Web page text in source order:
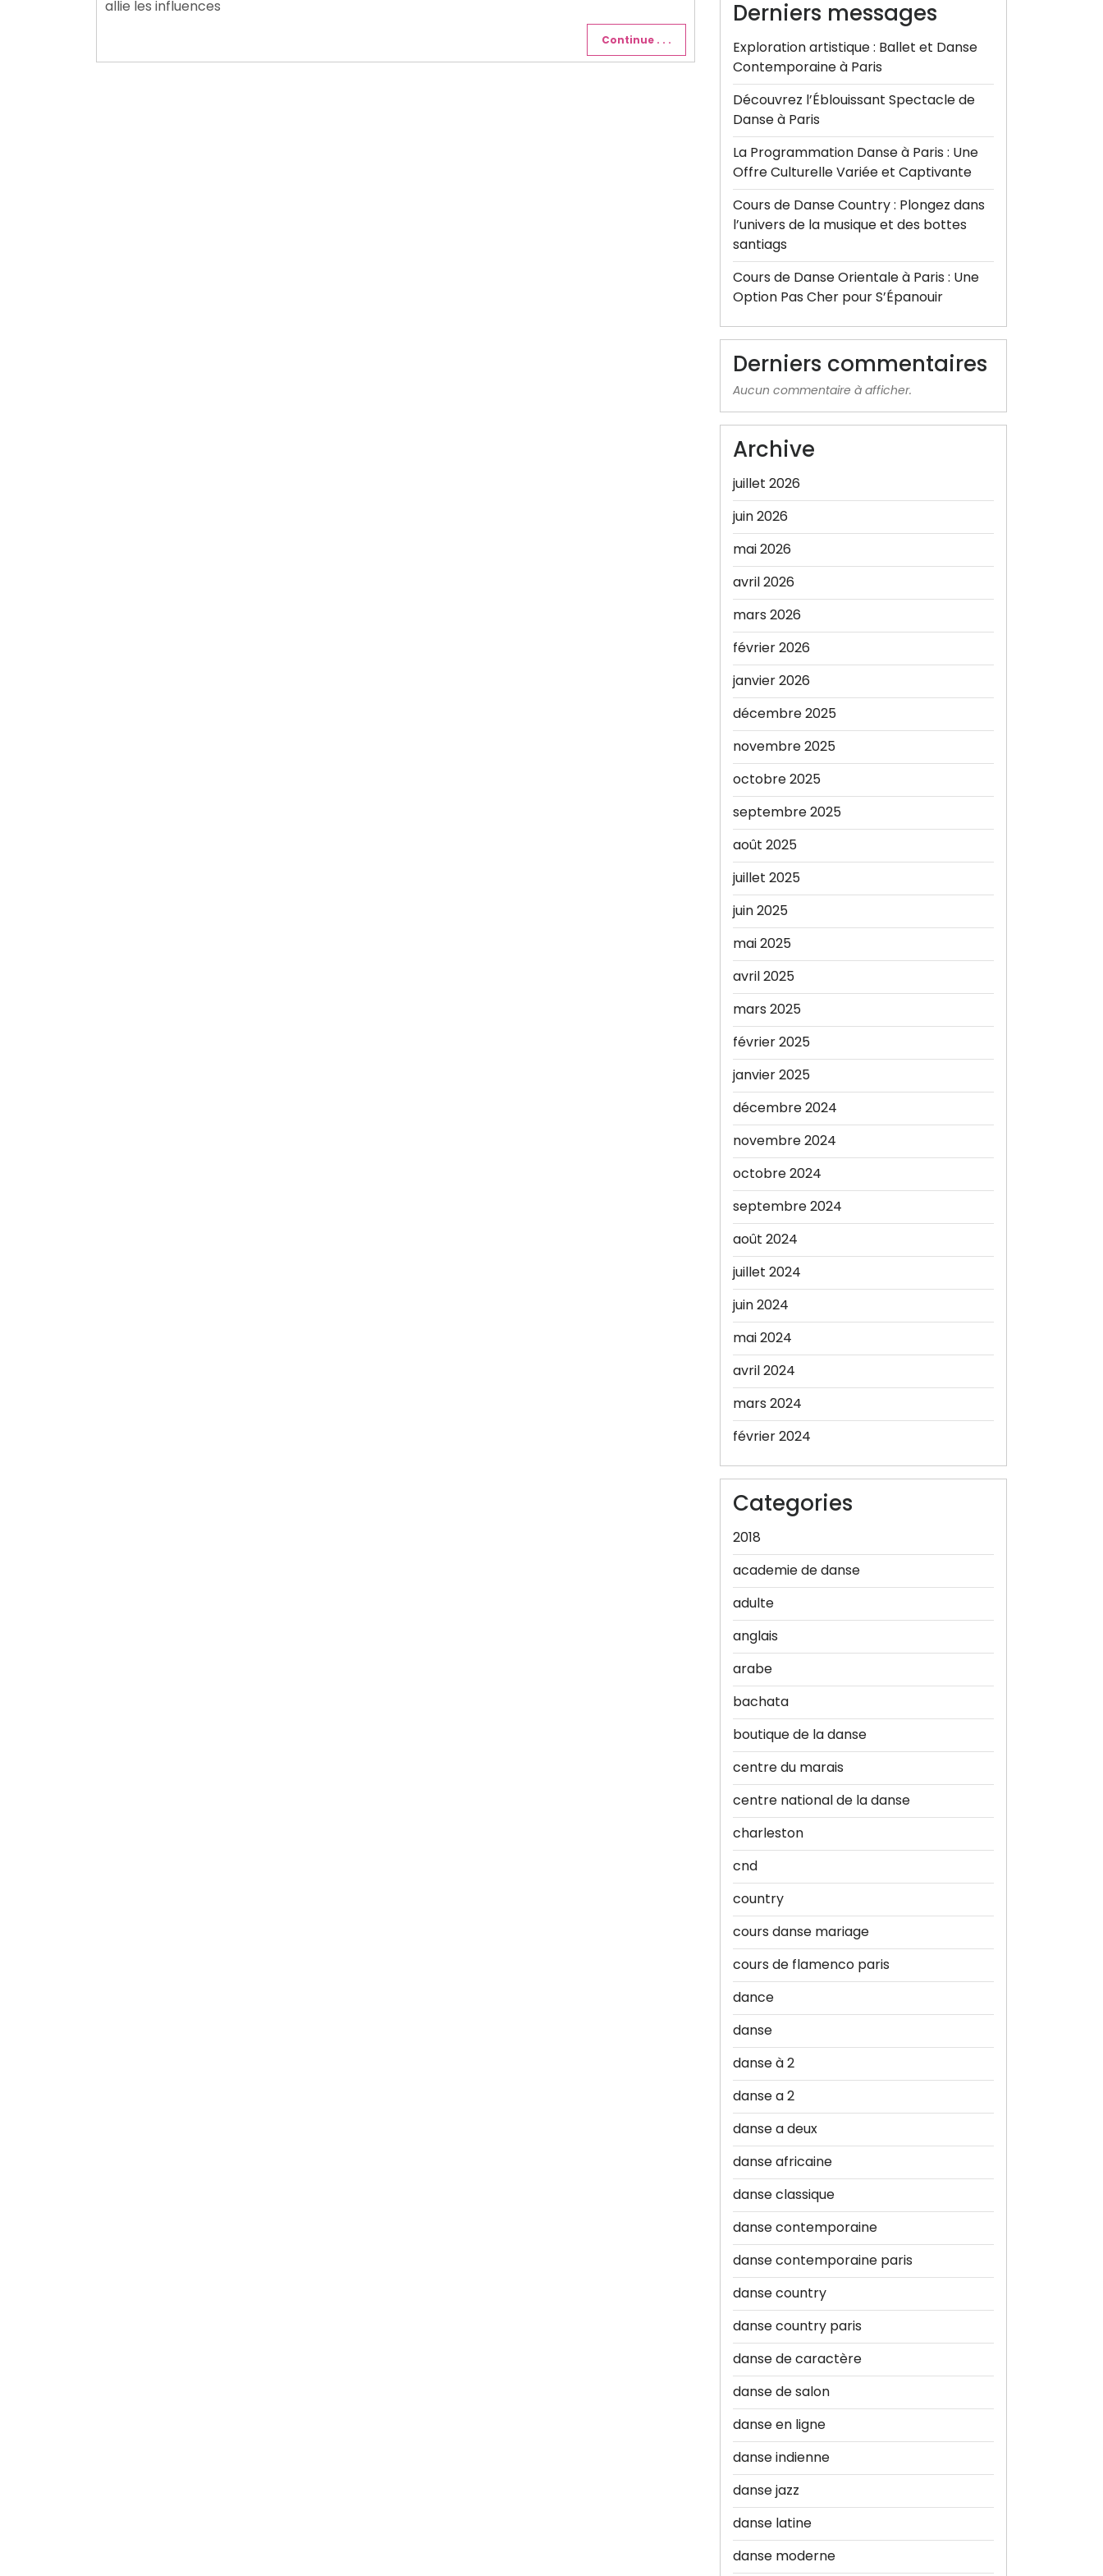
allie les influences
Continue . . .
Derniers messages
Exploration artistique : Ballet et Danse
Contemporaine à Paris
Découvrez l’Éblouissant Spectacle de
Danse à Paris
La Programmation Danse à Paris : Une
Offre Culturelle Variée et Captivante
Cours de Danse Country : Plongez dans
l’univers de la musique et des bottes
santiags
Cours de Danse Orientale à Paris : Une
Option Pas Cher pour S’Épanouir
Derniers commentaires
Aucun commentaire à afficher.
Archive
juillet 2026
juin 2026
mai 2026
avril 2026
mars 2026
février 2026
janvier 2026
décembre 2025
novembre 2025
octobre 2025
septembre 2025
août 2025
juillet 2025
juin 2025
mai 2025
avril 2025
mars 2025
février 2025
janvier 2025
décembre 2024
novembre 2024
octobre 2024
septembre 2024
août 2024
juillet 2024
juin 2024
mai 2024
avril 2024
mars 2024
février 2024
Categories
2018
academie de danse
adulte
anglais
arabe
bachata
boutique de la danse
centre du marais
centre national de la danse
charleston
cnd
country
cours danse mariage
cours de flamenco paris
dance
danse
danse à 2
danse a 2
danse a deux
danse africaine
danse classique
danse contemporaine
danse contemporaine paris
danse country
danse country paris
danse de caractère
danse de salon
danse en ligne
danse indienne
danse jazz
danse latine
danse moderne